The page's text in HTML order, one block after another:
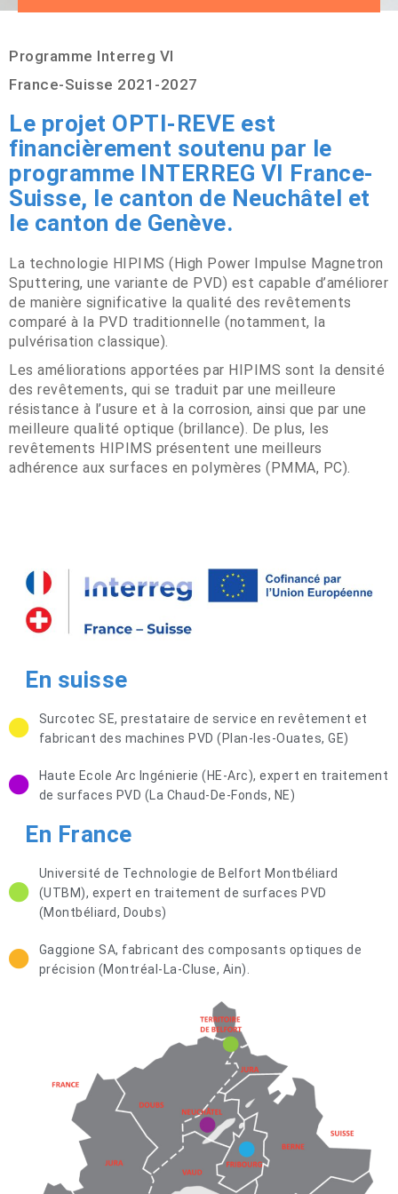
Programme Interreg VI
France‐Suisse 2021-2027
Le projet OPTI-REVE est
financièrement soutenu par le
programme INTERREG VI France-
Suisse, le canton de Neuchâtel et
le canton de Genève.
La technologie HIPIMS (High Power Impulse Magnetron
Sputtering, une variante de PVD) est capable d’améliorer
de manière significative la qualité des revêtements
comparé à la PVD traditionnelle (notamment, la
pulvérisation classique).
Les améliorations apportées par HIPIMS sont la densité
des revêtements, qui se traduit par une meilleure
résistance à l’usure et à la corrosion, ainsi que par une
meilleure qualité optique (brillance). De plus, les
revêtements HIPIMS présentent une meilleurs
adhérence aux surfaces en polymères (PMMA, PC).
En suisse
Surcotec SE, prestataire de service en revêtement et
fabricant des machines PVD (Plan-les-Ouates, GE)
Haute Ecole Arc Ingénierie (HE-Arc), expert en traitement
de surfaces PVD (La Chaud-De-Fonds, NE)
En France
Université de Technologie de Belfort Montbéliard
(UTBM), expert en traitement de surfaces PVD
(Montbéliard, Doubs)
Gaggione SA, fabricant des composants optiques de
précision (Montréal-La-Cluse, Ain).